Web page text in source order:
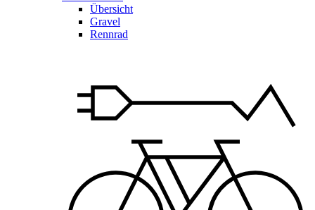
Übersicht
Gravel
Rennrad